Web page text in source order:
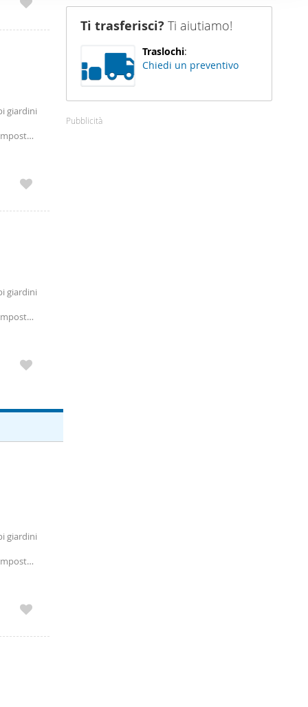
sito
loro
giardini
giardini
giardini
Ti trasferisci? Ti aiutiamo!
Traslochi:
Chiedi un preventivo
Pubblicità